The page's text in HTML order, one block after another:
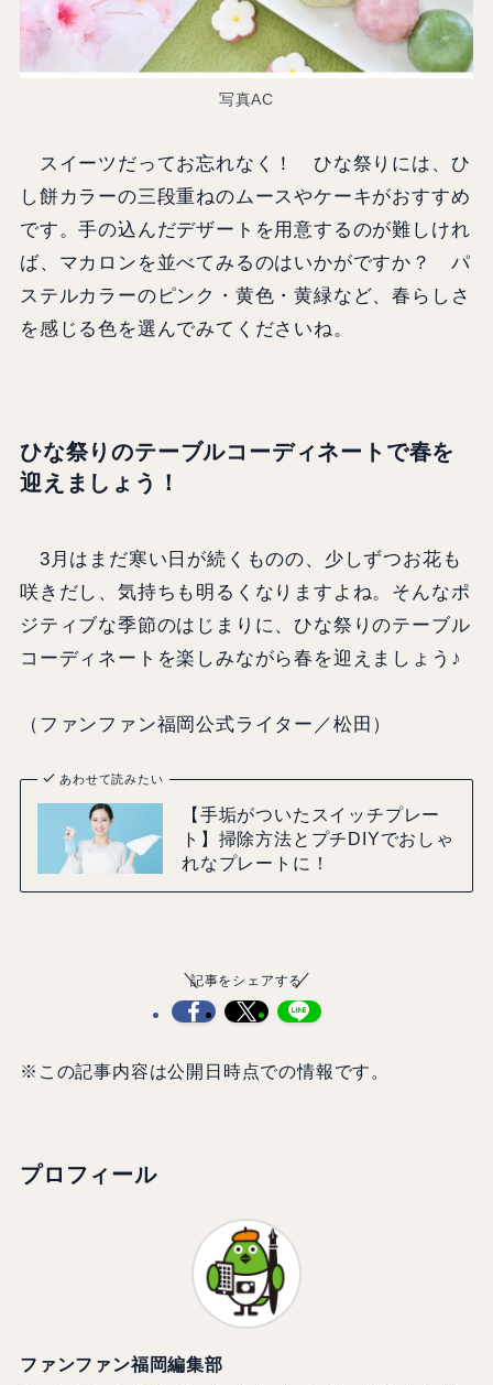
写真AC
スイーツだってお忘れなく！ ひな祭りには、ひ
し餅カラーの三段重ねのムースやケーキがおすすめ
です。手の込んだデザートを用意するのが難しけれ
ば、マカロンを並べてみるのはいかがですか？ パ
ステルカラーのピンク・黄色・黄緑など、春らしさ
を感じる色を選んでみてくださいね。
ひな祭りのテーブルコーディネートで春を
迎えましょう！
3月はまだ寒い日が続くものの、少しずつお花も
咲きだし、気持ちも明るくなりますよね。そんなポ
ジティブな季節のはじまりに、ひな祭りのテーブル
コーディネートを楽しみながら春を迎えましょう♪
（ファンファン福岡公式ライター／松田）
あわせて読みたい
【手垢がついたスイッチプレー
ト】掃除方法とプチDIYでおしゃ
れなプレートに！
記事をシェアする
※この記事内容は公開日時点での情報です。
プロフィール
ファンファン福岡編集部